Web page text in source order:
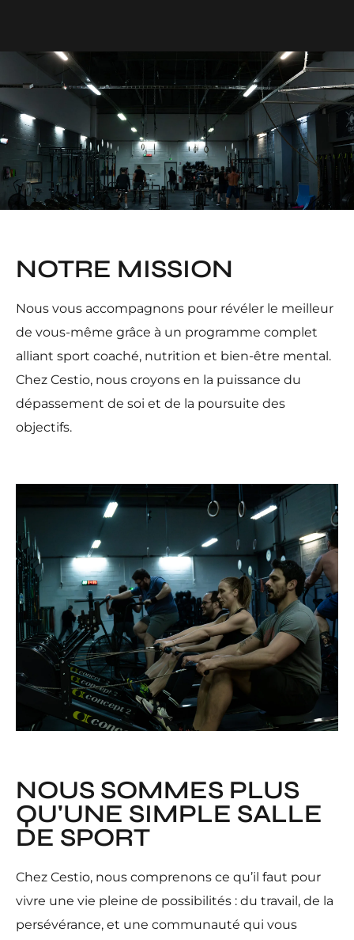
NOTRE MISSION
Nous vous accompagnons pour révéler le meilleur
de vous-même grâce à un programme complet
alliant sport coaché, nutrition et bien-être mental.
Chez Cestio, nous croyons en la puissance du
dépassement de soi et de la poursuite des
objectifs.
NOUS SOMMES PLUS
QU'UNE SIMPLE SALLE
DE SPORT
Chez Cestio, nous comprenons ce qu’il faut pour
vivre une vie pleine de possibilités : du travail, de la
persévérance, et une communauté qui vous